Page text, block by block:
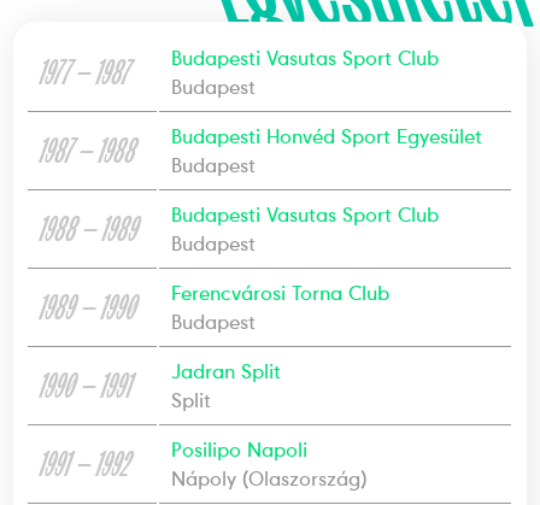
1977 — 1987
Budapesti Vasutas Sport Club
Budapest
1987 — 1988
Budapesti Honvéd Sport Egyesület
Budapest
1988 — 1989
Budapesti Vasutas Sport Club
Budapest
1989 — 1990
Ferencvárosi Torna Club
Budapest
1990 — 1991
Jadran Split
Split
1991 — 1992
Posilipo Napoli
Nápoly (Olaszország)